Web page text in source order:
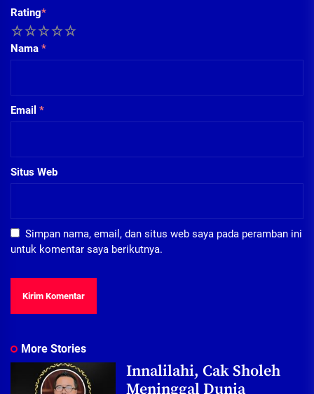
Rating*
5
4
3
2
Nama *
Email *
Situs Web
Simpan nama, email, dan situs web saya pada peramban ini
untuk komentar saya berikutnya.
More Stories
Innalilahi, Cak Sholeh
Meninggal Dunia